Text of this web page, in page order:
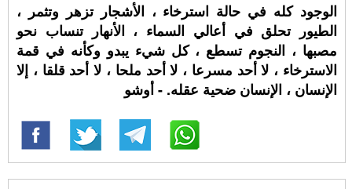
الوجود كله في حالة استرخاء ، الأشجار تزهر وتثمر ،
الطيور تحلق في أعالي السماء ، الأنهار تنساب نحو
مصبها ، النجوم تسطع ، كل شيء يبدو وكأنه في قمة
الاسترخاء ، لا أحد مسرعا ، لا أحد ملحا ، لا أحد قلقا ، إلا
الإنسان ، الإنسان ضحية عقله. - أوشو